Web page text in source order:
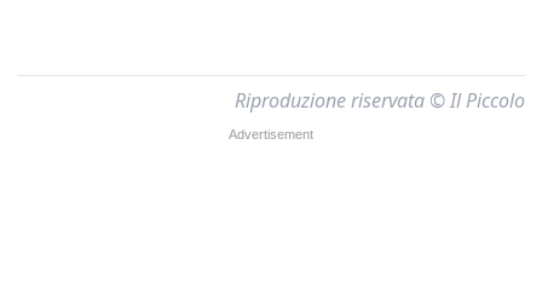
Riproduzione riservata © Il Piccolo